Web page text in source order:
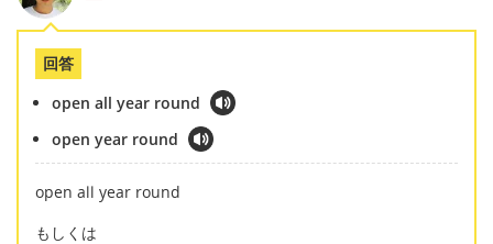
回答
open all year round
open year round
open all year round
もしくは